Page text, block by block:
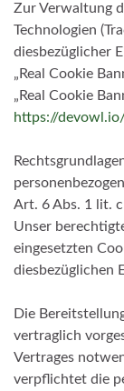
Zur Verwaltung
Technologien
diesbezüglicher
„Real Cookie
„Real Cookie
https://
Art. 6 Abs. 1 lit.
Unser
eingesetzten
diesbezüglichen
Die
vertraglich
Vertrages
verpflichtet die